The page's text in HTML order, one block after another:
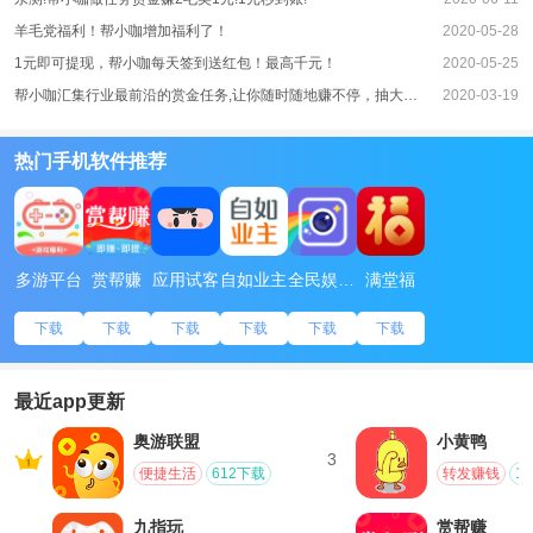
羊毛党福利！帮小咖增加福利了！
2020-05-28
1元即可提现，帮小咖每天签到送红包！最高千元！
2020-05-25
帮小咖汇集行业最前沿的赏金任务,让你随时随地赚不停，抽大奖送汽车
2020-03-19
热门手机软件推荐
多游平台
下载
赏帮赚
下载
应用试客
下载
自如业主
下载 下载
满堂福
下载
最近app更新
奥游联盟
便捷生活 612下载
九指玩
3
小黄鸭
转发赚钱
赏帮赚